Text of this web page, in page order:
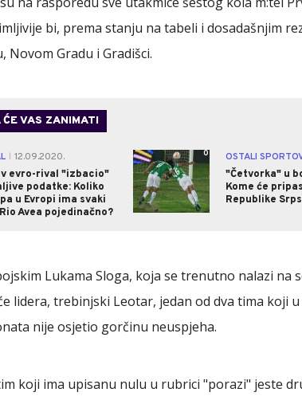
bi, prema stanju na tabeli i dosadašnjim
Novom Gradu i Gradišci.
ĆE VAS ZANIMATI
12.09.2020.
evro-rival "izbacio"
podatke: Koliko
u Evropi ima svaki
Avea pojedinačno?
0 OSTALI
"Četvorka" u
Kome će
Republike
Lukama Sloga, koja se trenutno nalazi na
lidera, trebinjski Leotar, jedan od dva tima koji
nije osjetio gorčinu neuspjeha.
koji ima upisanu nulu u rubrici "porazi" jeste